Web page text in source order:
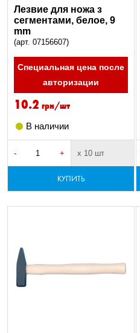
Лезвие для ножа з
сегментами, белое, 9
mm
(арт. 07156607)
Специальная цена после
авторизации
10.2 грн/шт
В наличии
- + х 10 шт
КУПИТЬ